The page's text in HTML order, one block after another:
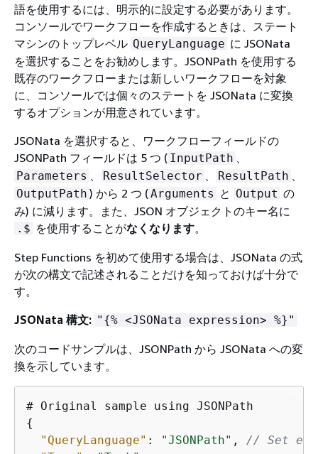
語を使用するには、明示的に設定する必要があります。
コンソールでワークフローを作成するときは、ステート
マシンのトップレベル QueryLanguage に JSONata
を選択することをお勧めします。JSONPath を使用する
既存のワークフローまたは新しいワークフローを対象
に、コンソールでは個々のステートを JSONata に変換
するオプションが用意されています。
JSONata を選択すると、ワークフローフィールドの
JSONPath フィールドは 5 つ ( InputPath 、
Parameters 、 ResultSelector 、 ResultPath 、
OutputPath ) から 2 つ (Arguments と Output の
み) に減ります。また、JSON オブジェクトのキー名に
.$ を使用することがなくなります。
Step Functions を初めて使用する場合は、JSONata の式
が次の構文で記述されることだけを知っておけば十分で
す。
JSONata 構文: " {% <JSONata expression> %}"
次のコードサンプルは、JSONPath から JSONata への変
換を示しています。
{
"QueryLanguage" : "JSONPath" , // Set